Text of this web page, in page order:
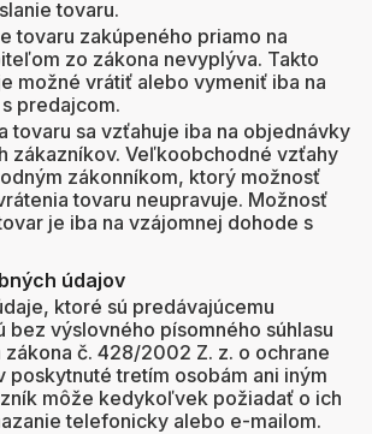
tovaru.
tovaru zakúpeného priamo na
zo zákona nevyplýva. Takto
možné vrátiť alebo vymeniť iba na
predajcom.
tovaru sa vzťahuje iba na objednávky
zákazníkov. Veľkoobchodné vzťahy
zákonníkom, ktorý možnosť
tovaru neupravuje. Možnosť
je iba na vzájomnej dohode s
údajov
ktoré sú predávajúcemu
bez výslovného písomného súhlasu
č. 428/2002 Z. z. o ochrane
poskytnuté tretím osobám ani iným
môže kedykoľvek požiadať o ich
telefonicky alebo e-mailom.